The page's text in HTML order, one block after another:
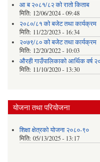
आ ब २०८१/८२ काे राताे किताब
मिति: 12/06/2024 - 09:48
२०८०/८१ को बजेट तथा कार्यक्रम
मिति: 11/22/2023 - 16:34
२०७९/८० को बजेट तथा कार्यक्रम
मिति: 12/20/2022 - 10:03
औरही गाउँपालिकाको आर्थिक वर्ष
मिति: 11/10/2020 - 13:30
योजना तथा परियोजना
शिक्षा क्षेत्रको योजना २०८०-९०
मिति: 05/13/2025 - 13:17